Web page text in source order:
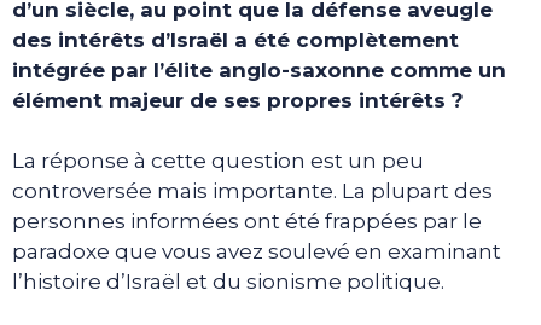
d’un siècle, au point que la défense aveugle
des intérêts d’Israël a été complètement
intégrée par l’élite anglo-saxonne comme un
élément majeur de ses propres intérêts ?
La réponse à cette question est un peu
controversée mais importante. La plupart des
personnes informées ont été frappées par le
paradoxe que vous avez soulevé en examinant
l’histoire d’Israël et du sionisme politique.